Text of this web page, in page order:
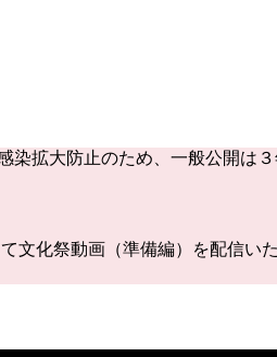
染拡大防止のため、一般公開は
文化祭動画（準備編）を配信いた